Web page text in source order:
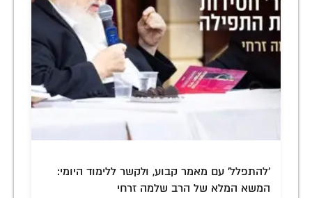
'להתפלל' עם מאמר קבוע, ולקשר ללימוד היומי:
המשא המלא של הרב שלמה זרחי